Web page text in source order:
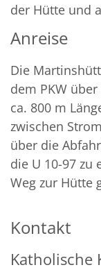
der Hütte und
Anreise
Die
dem PKW
ca. 800 m
zwischen
über die
die U 10-97 zu
Weg zur Hütte
Kontakt
Katholische